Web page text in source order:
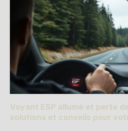
Voyant ESP allumé et perte
solutions et conseils pour